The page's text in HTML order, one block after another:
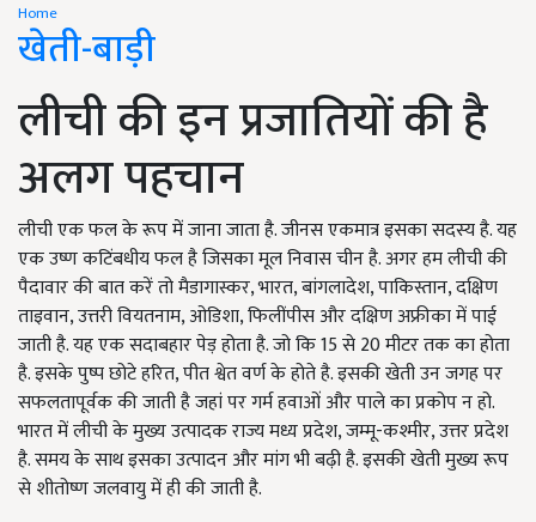
Home
खेती-बाड़ी
लीची की इन प्रजातियों की है
अलग पहचान
लीची एक फल के रूप में जाना जाता है. जीनस एकमात्र इसका सदस्य है. यह
एक उष्ण कटिंबधीय फल है जिसका मूल निवास चीन है. अगर हम लीची की
पैदावार की बात करें तो मैडागास्कर, भारत, बांगलादेश, पाकिस्तान, दक्षिण
ताइवान, उत्तरी वियतनाम, ओडिशा, फिलींपीस और दक्षिण अफ्रीका में पाई
जाती है. यह एक सदाबहार पेड़ होता है. जो कि 15 से 20 मीटर तक का होता
है. इसके पुष्प छोटे हरित, पीत श्वेत वर्ण के होते है. इसकी खेती उन जगह पर
सफलतापूर्वक की जाती है जहां पर गर्म हवाओं और पाले का प्रकोप न हो.
भारत में लीची के मुख्य उत्पादक राज्य मध्य प्रदेश, जम्मू-कश्मीर, उत्तर प्रदेश
है. समय के साथ इसका उत्पादन और मांग भी बढ़ी है. इसकी खेती मुख्य रूप
से शीतोष्ण जलवायु में ही की जाती है.